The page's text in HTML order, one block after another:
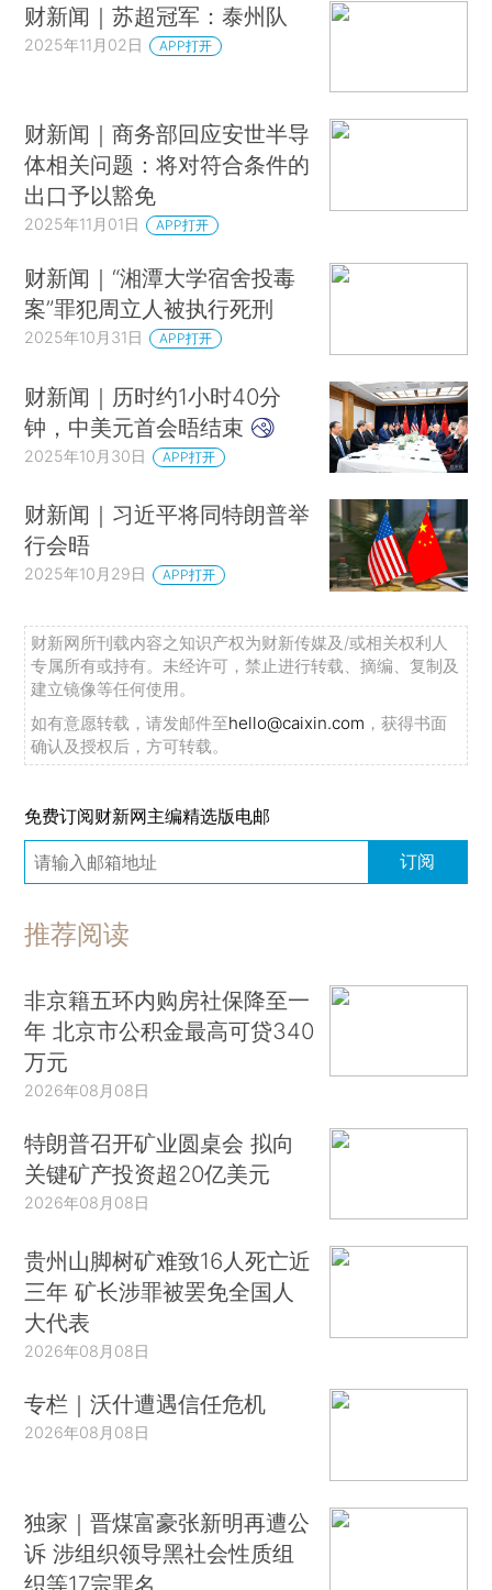
广东一水库旁疑多人放生猫只？官方通报
印度发射该国迄今最重卫星
印度拉贾斯坦邦两车相撞 造成至少18人死亡
俄罗斯总理签署命令 终止与芬兰能源协议部分条款
特朗普称尚未认真考虑向乌克兰提供“战斧”导弹
卡尼道歉，特朗普：没用，不谈！
尼日利亚：美方指责言论不符合实情
以色列称接收三具以方被扣押人员遗体
全红婵/王伟莹，夺冠
铁路12306的宠物托运服务，升级了
法官在直播间带货卖螃蟹？南京法院回应
“最快女护士”张水华获全马冠军，奖金15000美元
英国火车袭击案嫌疑人身份公布 警方称暂无恐袭迹象
晨读荐闻（国内、国际消息18条）
因业务管理不审慎 中行、民生等五家银行领千万元以上罚单
保险人群预期寿命持续提升 保费要降？
白宫称中国将取消对美农产品关税 未来三年每年进口2500万吨美国大豆
瞄准日本市场 比亚迪发布“特供”K-Car车型
财新闻｜苏超冠军：泰州队
2025年11月02日 APP打开
财新闻｜商务部回应安世半导
体相关问题：将对符合条件的
出口予以豁免
2025年11月01日 APP打开
财新闻｜“湘潭大学宿舍投毒
案”罪犯周立人被执行死刑
2025年10月31日 APP打开
财新闻｜历时约1小时40分
钟，中美元首会晤结束
2025年10月30日 APP打开
财新闻｜习近平将同特朗普举
行会晤
2025年10月29日 APP打开
财新网所刊载内容之知识产权为财新传媒及/或相关权利人
专属所有或持有。未经许可，禁止进行转载、摘编、复制及
建立镜像等任何使用。
如有意愿转载，请发邮件至hello@caixin.com ，获得书面
确认及授权后，方可转载。
免费订阅财新网主编精选版电邮
订阅
推荐阅读
非京籍五环内购房社保降至一
年 北京市公积金最高可贷340
万元
2026年08月08日
特朗普召开矿业圆桌会 拟向
关键矿产投资超20亿美元
2026年08月08日
贵州山脚树矿难致16人死亡近
三年 矿长涉罪被罢免全国人
大代表
2026年08月08日
专栏｜沃什遭遇信任危机
2026年08月08日
独家｜晋煤富豪张新明再遭公
诉 涉组织领导黑社会性质组
织等17宗罪名